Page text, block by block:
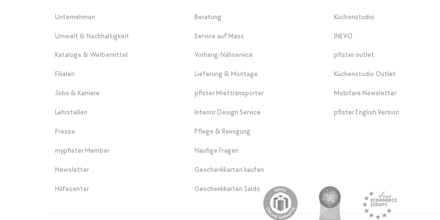
Unternehmen
Umwelt & Nachhaltigkeit
Kataloge & Werbemittel
Filialen
Jobs & Karriere
Lehrstellen
Presse
mypfister Member
Newsletter
Hilfecenter
Beratung
Service auf Mass
Vorhang-Nähservice
Lieferung & Montage
pfister Miettransporter
Interior Design Service
Pflege & Reinigung
Häufige Fragen
Geschenkkarten kaufen
Geschenkkarten Saldo
Küchenstudio
INEVO
pfister outlet
Küchenstudio Outlet
Mobitare Newsletter
pfister English Version